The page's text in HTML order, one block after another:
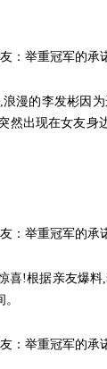
漫的李发彬因
然出现在女友身
喜!根据亲友爆